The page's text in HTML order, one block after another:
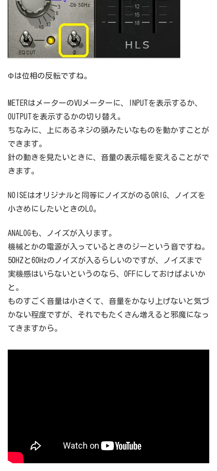
Φは位相の反転ですね。
METERはメーターのVUメーターに、INPUTを表示するか、
OUTPUTを表示するかの切り替え。
ちなみに、上にあるネジの頭みたいなものを動かすことが
できます。
針の動きを見たいときに、音量の表示幅を変えることがで
きます。
NOISEはオリジナルと同等にノイズがのるORIG、ノイズを
小さめにしたいときのLO。
ANALOGも、ノイズが入ります。
機械とかの電源が入っているときのジーという音ですね。
50HZと60Hzのノイズが入るらしいのですが、ノイズまで
実機感はいらないというのなら、OFFにしておけばよいか
と。
ものすごく音量は小さくて、音量をかなり上げないと気づ
かない程度ですが、それでもたくさん増えると邪魔になっ
てきますから。